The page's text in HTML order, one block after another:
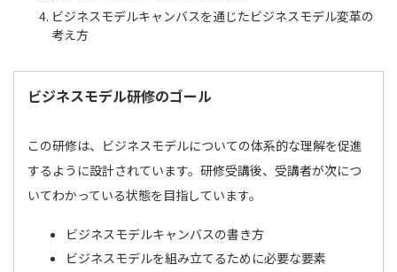
ビジネスモデルキャンバスを通じたビジネスモデル変革の
考え方
ビジネスモデル研修のゴール
この研修は、ビジネスモデルについての体系的な理解を促進
するように設計されています。研修受講後、受講者が次につ
いてわかっている状態を目指しています。
ビジネスモデルキャンバスの書き方
ビジネスモデルを組み立てるために必要な要素